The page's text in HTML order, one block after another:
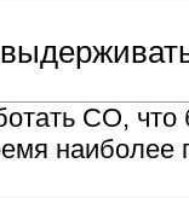
СО,
наиболее